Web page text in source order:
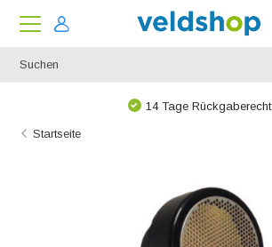
14 Tage Rückgaberecht
Startseite